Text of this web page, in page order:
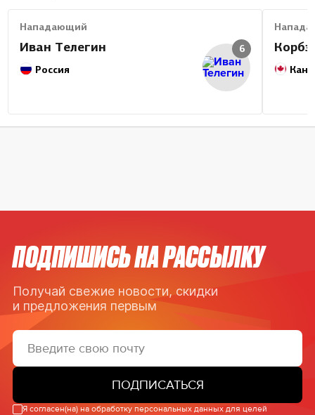
Нападающий
Иван Телегин
Россия
6
ПОДПИШИСЬ НА РАССЫЛКУ
Получай свежие новости, скидки
и предложения первым
ПОДПИСАТЬСЯ
Я согласен(на) на обработку персональных данных для целей